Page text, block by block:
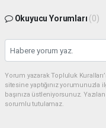
Okuyucu Yorumları (0)
Yorum yazarak Topluluk
sitesine yaptığınız
başınıza üstleniyorsunuz.
sorumlu tutulamaz.